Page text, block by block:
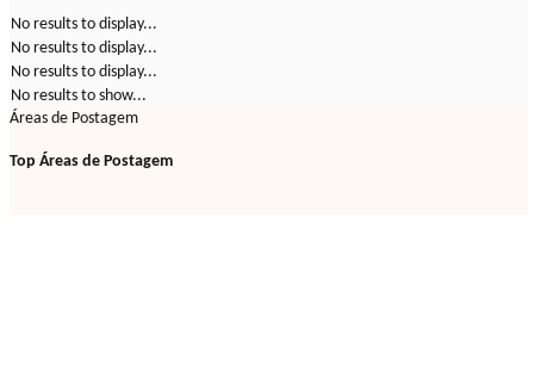
No results to display...
No results to display...
No results to display...
No results to show...
Áreas de Postagem
Top Áreas de Postagem